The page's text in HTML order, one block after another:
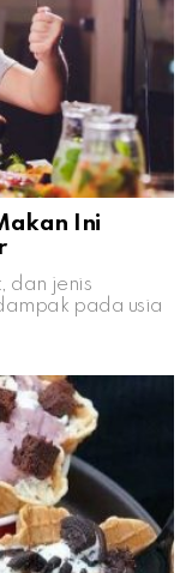
Ini
dan jenis
pada usia